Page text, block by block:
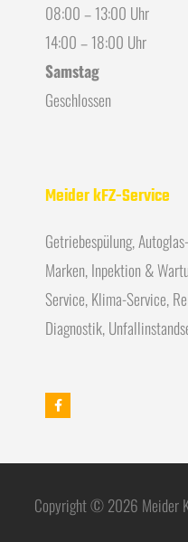
08:00 – 13:00 Uhr
14:00 – 18:00 Uhr
Samstag
Geschlossen
Meider kFZ-Service
Getriebespülung,
Marken, Inpektion &
Service, Klima-Service,
Diagnostik,
Copyright © 2026 Meider